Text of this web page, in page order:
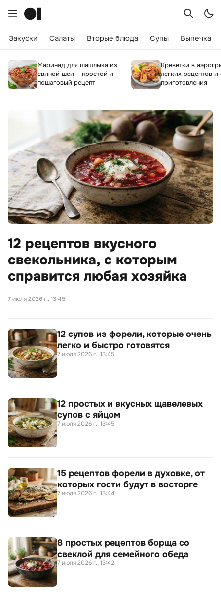
Закуски Салаты Вторые блюда Супы Выпечка
Маринад для шашлыка из
свиной шеи – простой и
пошаговый рецепт
Креветки в
легких рецептов и
приготовления
12 рецептов вкусного
свекольника, с которым
справится любая хозяйка
7 июля 2026 г., 13:45
12 супов из форели, которые очень
легко и быстро готовятся
7 июля 2026 г., 13:45
12 простых и вкусных щавелевых
супов с яйцом
7 июля 2026 г., 13:45
15 рецептов форели в духовке, от
которых гости будут в восторге
7 июля 2026 г., 13:44
8 простых рецептов борща со
свеклой для семейного обеда
7 июля 2026 г., 13:42